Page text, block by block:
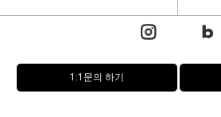
1:1문의 하기